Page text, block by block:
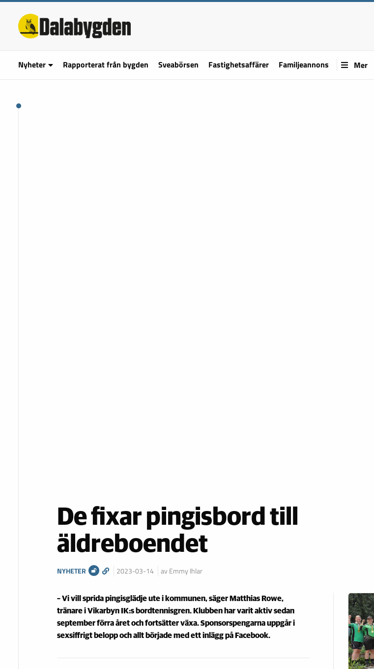
Nyheter Rapporterat från bygden Sveabörsen Fastighetsaffärer Familjeannons Mer
De fixar pingisbord till
äldreboendet
NYHETER 2023-03-14 av Emmy Ihlar
– Vi vill sprida pingisglädje ute i kommunen, säger Matthias Rowe,
tränare i Vikarbyn IK:s bordtennisgren. Klubben har varit aktiv sedan
september förra året och fortsätter växa. Sponsorspengarna uppgår i
sexsiffrigt belopp och allt började med ett inlägg på Facebook.